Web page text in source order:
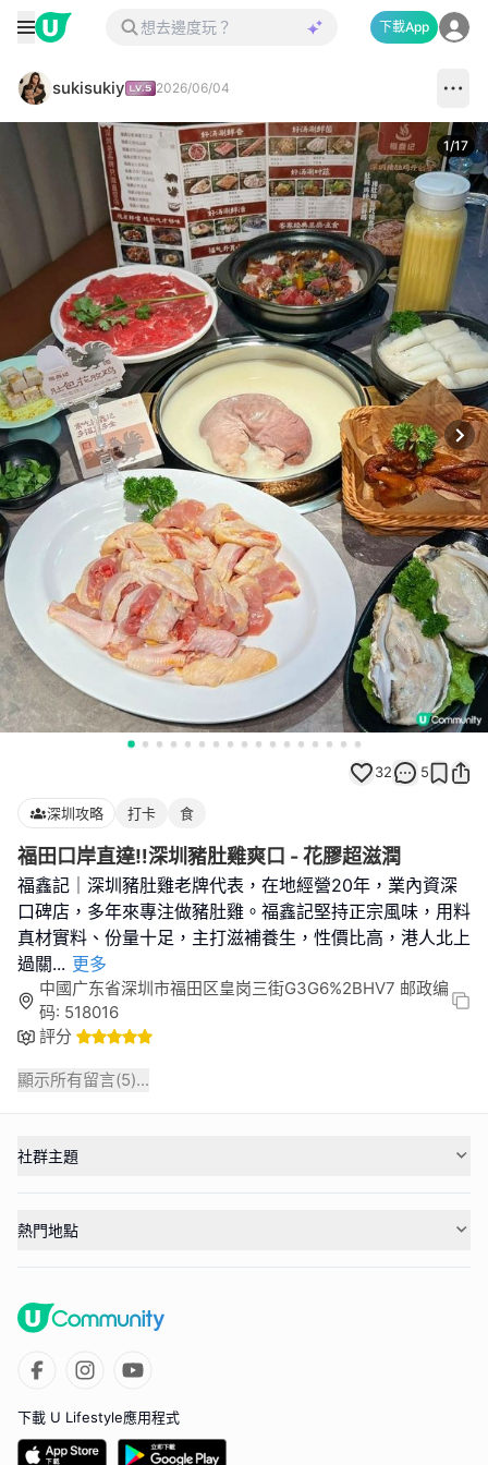
下載App
sukisukiy 2026/06/04
1/17
32 5
深圳攻略 打卡 食
福田口岸直達‼️深圳豬肚雞爽口 - 花膠超滋潤
福鑫記｜深圳豬肚雞老牌代表，在地經營20年，業內資深
口碑店，多年來專注做豬肚雞。福鑫記堅持正宗風味，用料
真材實料、份量十足，主打滋補養生，性價比高，港人北上
過關... 更多
中國广东省深圳市福田区皇岗三街G3G6%2BHV7 邮政编
码: 518016
評分
顯示所有留言(5)...
社群主題
熱門地點
下載 U Lifestyle應用程式